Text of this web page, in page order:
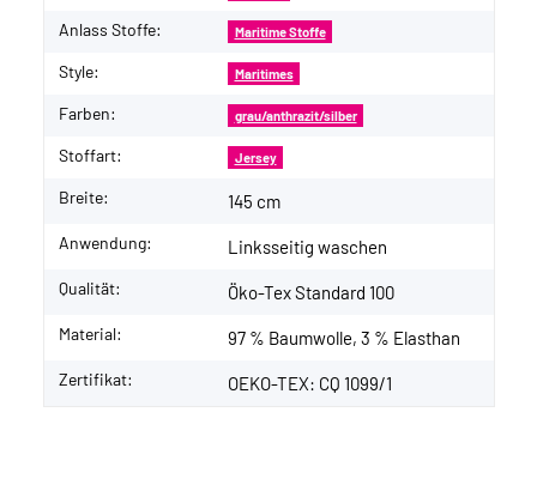
Anlass Stoffe: Maritime Stoffe
Style: Maritimes
Farben: grau/anthrazit/silber
Stoffart: Jersey
Breite: 145 cm
Anwendung: Linksseitig waschen
Qualität: Öko-Tex Standard 100
Material: 97 % Baumwolle, 3 % Elasthan
Zertifikat: OEKO-TEX: CQ 1099/1